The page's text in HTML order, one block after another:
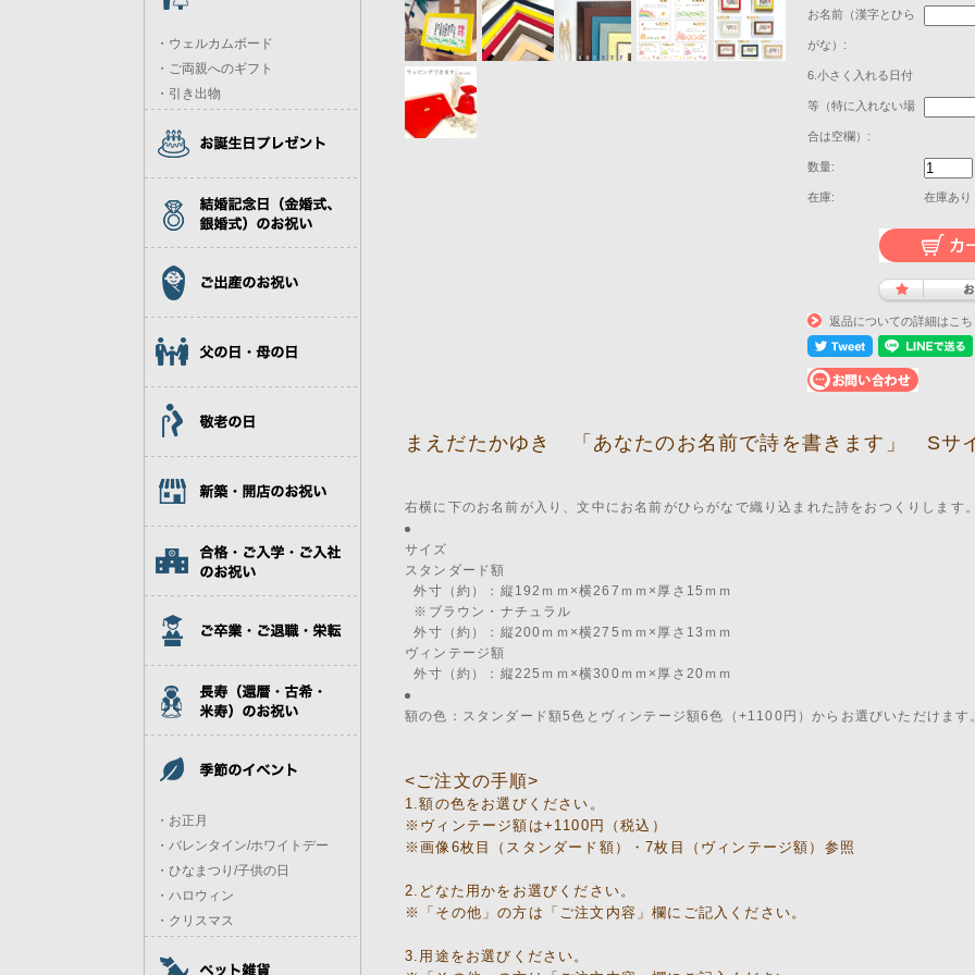
お名前（漢字とひら
がな）:
6.小さく入れる日付
等（特に入れない場
合は空欄）:
数量:
在庫: 在庫あり
返品についての詳細はこち
まえだたかゆき 「あなたのお名前で詩を書きます」 S
右横に下のお名前が入り、文中にお名前がひらがなで織り込まれた詩をおつくりします
サイズ
スタンダード額
外寸（約）：縦192ｍｍ×横267ｍｍ×厚さ15ｍｍ
※ブラウン・ナチュラル
外寸（約）：縦200ｍｍ×横275ｍｍ×厚さ13ｍｍ
ヴィンテージ額
外寸（約）：縦225ｍｍ×横300ｍｍ×厚さ20ｍｍ
額の色：スタンダード額5色とヴィンテージ額6色（+1100円）からお選びいただけます
<ご注文の手順>
1.額の色をお選びください。
※ヴィンテージ額は+1100円（税込）
※画像6枚目（スタンダード額）・7枚目（ヴィンテージ額）参照
2.どなた用かをお選びください。
※「その他」の方は「ご注文内容」欄にご記入ください。
3.用途をお選びください。
・ウェルカムボード
・ご両親へのギフト
・引き出物
・お正月
・バレンタイン/ホワイトデー
・ひなまつり/子供の日
・ハロウィン
・クリスマス